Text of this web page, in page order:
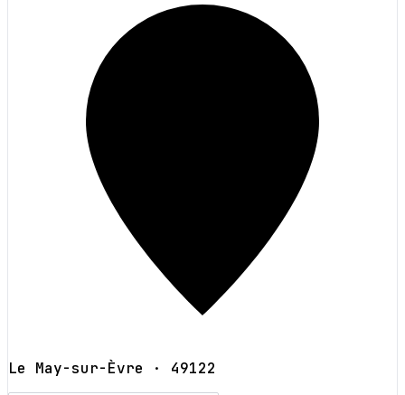
Le May-sur-Èvre · 49122